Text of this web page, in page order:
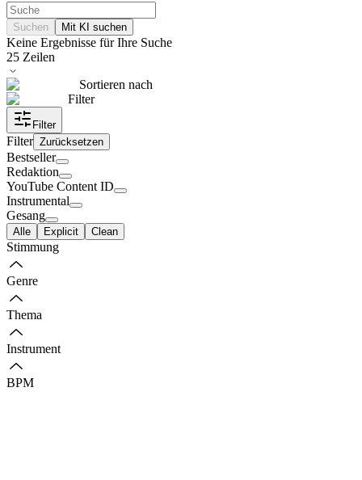
Suchen Mit KI suchen
Keine Ergebnisse für Ihre Suche
25 Zeilen
Sortieren nach
Filter
Filter
Filter Zurücksetzen
Bestseller
Redaktion
YouTube Content ID
Instrumental
Gesang
Alle Explicit Clean
Stimmung
Genre
Thema
Instrument
BPM